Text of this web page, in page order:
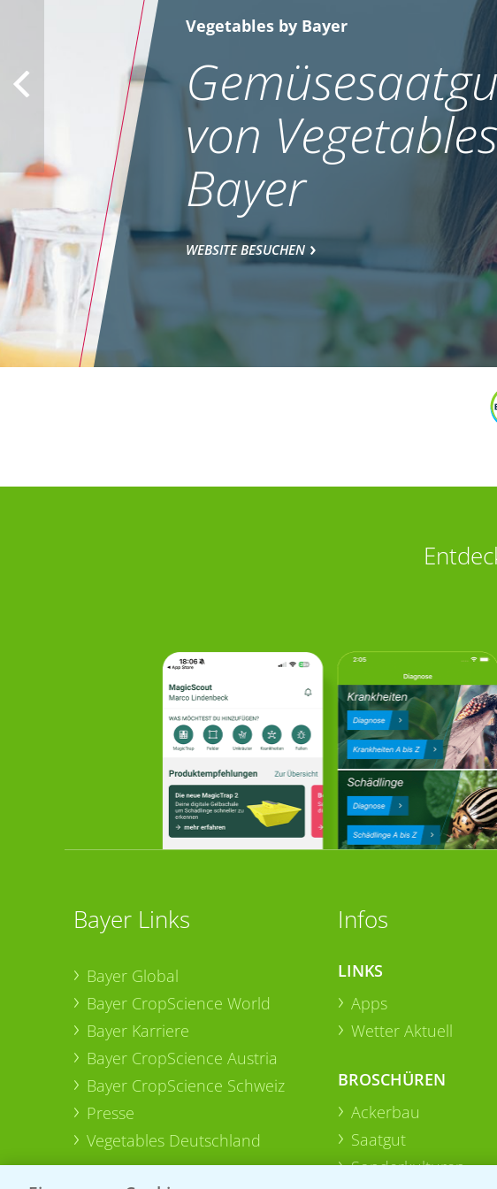
MEHR
Vegetables by Bayer
von Vegetables
Bayer
WEBSITE BESUCHEN
Bayer Links
Bayer Global
Bayer CropScience World
Bayer Karriere
Bayer CropScience Austria
Bayer CropScience Schweiz
Presse
Vegetables Deutschland
Infos
LINKS
Apps
Wetter Aktuell
BROSCHÜREN
Ackerbau
Saatgut
Sonderkulturen